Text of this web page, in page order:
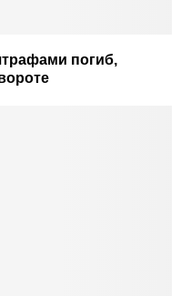
погиб,